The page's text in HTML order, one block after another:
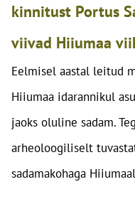
kinnitust Portus
viivad Hiiumaa
Eelmisel aastal leitud
Hiiumaa idarannikul
jaoks oluline sadam.
arheoloogiliselt
sadamakohaga